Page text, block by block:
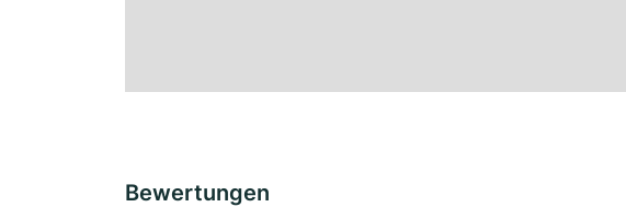
Bewertungen